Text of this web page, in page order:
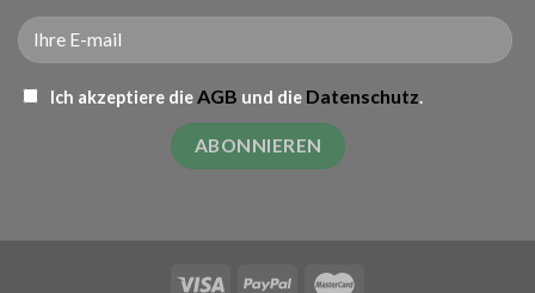
Ich akzeptiere die AGB und die Datenschutz.